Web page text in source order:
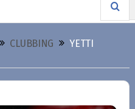
CLUBBING
YETTI